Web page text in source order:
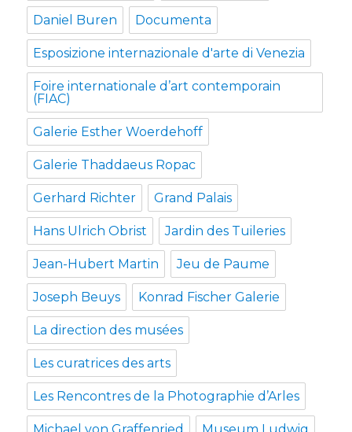
Daniel Buren Documenta
Esposizione internazionale d'arte di Venezia
Foire internationale d’art contemporain
(FIAC)
Galerie Esther Woerdehoff
Galerie Thaddaeus Ropac
Gerhard Richter Grand Palais
Hans Ulrich Obrist Jardin des Tuileries
Jean-Hubert Martin Jeu de Paume
Joseph Beuys Konrad Fischer Galerie
La direction des musées
Les curatrices des arts
Les Rencontres de la Photographie d’Arles